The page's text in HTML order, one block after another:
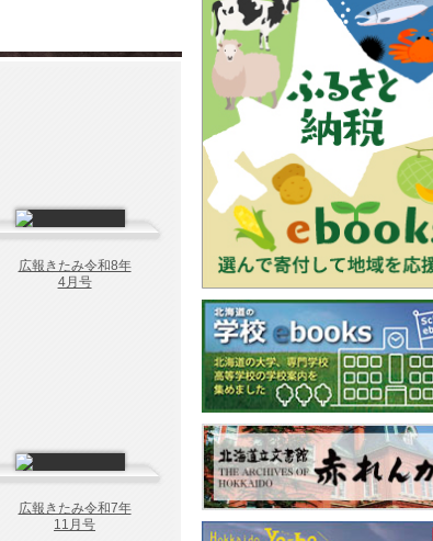
広報きたみ令和8年
4月号
広報きたみ令和7年
11月号